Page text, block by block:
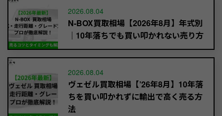
2026.08.04
N-BOX買取相場【2026年8月】年式別
｜10年落ちでも買い叩かれない売り方
2026.08.04
ヴェゼル買取相場【’26年8月】10年落
ちを買い叩かれずに輸出で高く売る方
法